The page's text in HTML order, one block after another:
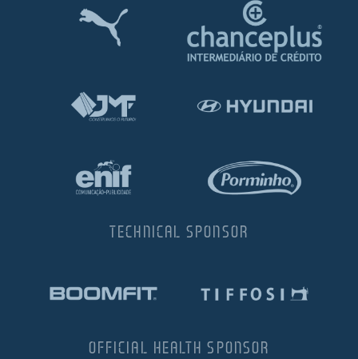
TECHNICAL SPONSOR
OFFICIAL HEALTH SPONSOR